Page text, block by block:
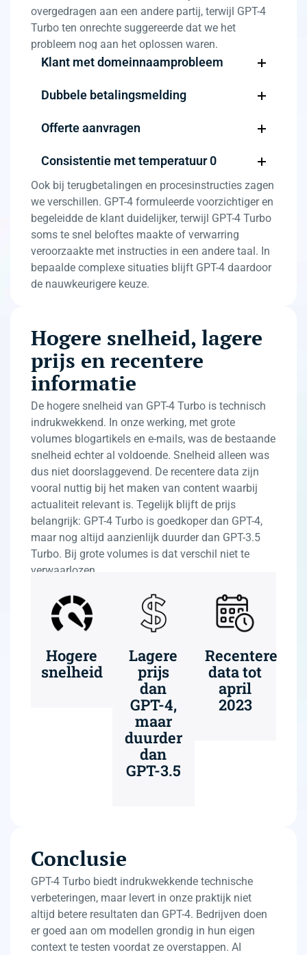
overgedragen aan een andere partij, terwijl GPT-4
Turbo ten onrechte suggereerde dat we het
probleem nog aan het oplossen waren.
Klant met domeinnaamprobleem
Dubbele betalingsmelding
Offerte aanvragen
Consistentie met temperatuur 0
Ook bij terugbetalingen en procesinstructies zagen
we verschillen. GPT-4 formuleerde voorzichtiger en
begeleidde de klant duidelijker, terwijl GPT-4 Turbo
soms te snel beloftes maakte of verwarring
veroorzaakte met instructies in een andere taal. In
bepaalde complexe situaties blijft GPT-4 daardoor
de nauwkeurigere keuze.
Hogere snelheid, lagere
prijs en recentere
informatie
De hogere snelheid van GPT-4 Turbo is technisch
indrukwekkend. In onze werking, met grote
volumes blogartikels en e-mails, was de bestaande
snelheid echter al voldoende. Snelheid alleen was
dus niet doorslaggevend. De recentere data zijn
vooral nuttig bij het maken van content waarbij
actualiteit relevant is. Tegelijk blijft de prijs
belangrijk: GPT-4 Turbo is goedkoper dan GPT-4,
maar nog altijd aanzienlijk duurder dan GPT-3.5
Turbo. Bij grote volumes is dat verschil niet te
verwaarlozen.
Hogere
snelheid
Lagere
prijs
dan
GPT-4,
maar
duurder
dan
GPT-3.5
Recentere
data tot
april
2023
Conclusie
GPT-4 Turbo biedt indrukwekkende technische
verbeteringen, maar levert in onze praktijk niet
altijd betere resultaten dan GPT-4. Bedrijven doen
er goed aan om modellen grondig in hun eigen
context te testen voordat ze overstappen. AI